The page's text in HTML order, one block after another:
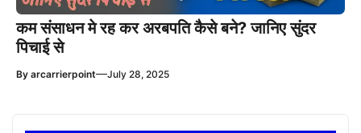
कम संसाधन मे रह कर अरबपति कैसे बने? जानिए सुंदर
पिचाई से
By arcarrierpoint—July 28, 2025